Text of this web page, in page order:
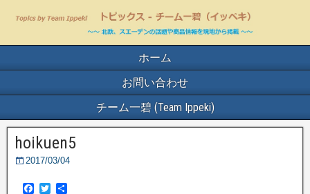
ホーム
お問い合わせ
チーム一碧 (Team Ippeki)
hoikuen5
2017/03/04
F
T